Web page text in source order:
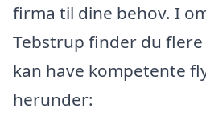
firma til dine behov. I
Tebstrup finder du flere
kan have kompetente
herunder: